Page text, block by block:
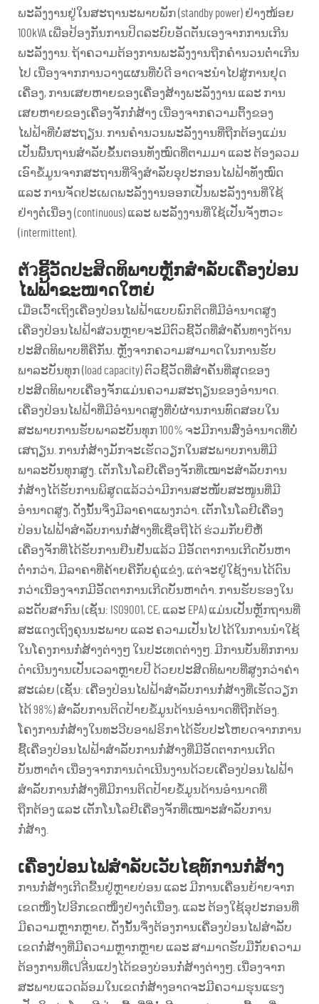
ພະລັງງານຢູ່ໃນສະຖານະພາບພັກ (standby power) ຢ່າງໜ້ອຍ
100kVA ເພື່ອປ້ອງກັນການປິດລະບົບອັດຕັນເອງຈາກການເກີນ
ພະລັງງານ. ຖ້າຄວາມຕ້ອງການພະລັງງານຖືກຄຳນວນຕ່ຳເກີນ
ໄປ ເນື່ອງຈາກການວາງແຜນທີ່ບໍ່ດີ ອາດຈະນຳໄປສູ່ການຢຸດ
ເຄື່ອງ, ການເສຍຫາຍຂອງເຄື່ອງສ້າງພະລັງງານ ແລະ ການ
ເສຍຫາຍຂອງເຄື່ອງຈັກກໍ່ສ້າງ ເນື່ອງຈາກຄວາມຕຶ້ງຂອງ
ໄຟຟ້າທີ່ບໍ່ສະຖຽນ. ການຄຳນວນພະລັງງານທີ່ຖືກຕ້ອງແມ່ນ
ເປັນພື້ນຖານສຳລັບຂັ້ນຕອນທັງໝົດທີ່ຕາມມາ ແລະ ຕ້ອງລວມ
ເອົາຂໍ້ມູນຈາກສະຖານທີ່ຈິງສຳລັບອຸປະກອນໄຟຟ້າທັງໝົດ
ແລະ ການຈັດປະເພດພະລັງງານອອກເປັນພະລັງງານທີ່ໃຊ້
ຢ່າງຕໍ່ເນື່ອງ (continuous) ແລະ ພະລັງງານທີ່ໃຊ້ເປັນຈັງຫວะ
(intermittent).
ຕัวຊີ້ວັດປະສິດທິພາບຫຼັກສຳລັບເຄື່ອງປ່ອນ
ໄຟຟ້າຂະໜາດໃຫຍ່
ເມື່ອເວົ້າເຖິງເຄື່ອງປ່ອນໄຟຟ້າແບບພົກຕິດທີ່ມີອຳນາດສູງ
ເຄື່ອງປ່ອນໄຟຟ້າສ່ວນຫຼາຍຈະມີຕົວຊີ້ວັດທີ່ສຳຄັນທາງດ້ານ
ປະສິດທິພາບທີ່ຄືກັນ. ຫຼັງຈາກຄວາມສາມາດໃນການຮັບ
ພາລະບັນທຸກ (load capacity) ຕົວຊີ້ວັດທີ່ສຳຄັນທີ່ສຸດຂອງ
ປະສິດທິພາບເຄື່ອງຈັກແມ່ນຄວາມສະຖຽນຂອງອຳນາດ.
ເຄື່ອງປ່ອນໄຟຟ້າທີ່ມີອຳນາດສູງທີ່ບໍ່ຜ່ານການທົດສອບໃນ
ສະພາບການຮັບພາລະບັນທຸກ 100% ຈະມີການສົ່ງອຳນາດທີ່ບໍ່
ເສຖຽນ. ການກໍ່ສ້າງມັກຈະເຮັດວຽກໃນສະພາບການທີ່ມີ
ພາລະບັນທຸກສູງ. ເຕັກໂນໂລຢີເຄື່ອງຈັກທີ່ເໝາະສຳລັບການ
ກໍ່ສ້າງໄດ້ຮັບການພິສູດແລ້ວວ່າມີການສະໜັບສະໜູນທີ່ມີ
ອຳນາດສູງ, ດັ່ງນັ້ນຈຶ່ງມີລາຄາແພງກວ່າ. ເຕັກໂນໂລຢີເຄື່ອງ
ປ່ອນໄຟຟ້າສຳລັບການກໍ່ສ້າງທີ່ເຊື່ອຖືໄດ້ ຮ່ວມກັບຍີ່ຫໍ້
ເຄື່ອງຈັກທີ່ໄດ້ຮັບການຢືນຢັນແລ້ວ ມີອັດຕາການເກີດບັນຫາ
ຕ່ຳກວ່າ, ມີລາຄາທີ່ຄ້າຍຄືກັບຄູ່ແຂ່ງ, ແຕ່ຈະຢູ່ໃຊ້ງານໄດ້ດົນ
ກວ່າເນື່ອງຈາກມີອັດຕາການເກີດບັນຫາຕ່ຳ. ການຮັບຮອງໃນ
ລະດັບສາກົນ (ເຊັ່ນ: ISO9001, CE, ແລະ EPA) ແມ່ນເປັນຫຼັກຖານທີ່
ສະແດງເຖິງຄຸນນະພາບ ແລະ ຄວາມເປັນໄປໄດ້ໃນການນຳໃຊ້
ໃນໂຄງການກໍ່ສ້າງຕ່າງໆ ໃນປະເທດຕ່າງໆ. ມີການບັນທຶກການ
ດຳເນີນງານເປັນເວລາຫຼາຍປີ ດ້ວຍປະສິດທິພາບທີ່ສູງກວ່າຄ່າ
ສະເລ່ຍ (ເຊັ່ນ: ເຄື່ອງປ່ອນໄຟຟ້າສຳລັບການກໍ່ສ້າງທີ່ເຮັດວຽກ
ໄດ້ 98%) ສຳລັບການຕິດປ້າຍຂໍ້ມູນດ້ານອຳນາດທີ່ຖືກຕ້ອງ.
ໂຄງການກໍ່ສ້າງໃນທະວີບອາຟຣິກາໄດ້ຮັບປະໂຫຍດຈາກການ
ຊື້ເຄື່ອງປ່ອນໄຟຟ້າສຳລັບການກໍ່ສ້າງທີ່ມີອັດຕາການເກີດ
ບັນຫາຕ່ຳ ເນື່ອງຈາກການດຳເນີນງານດ້ວຍເຄື່ອງປ່ອນໄຟຟ້າ
ສຳລັບການກໍ່ສ້າງທີ່ມີການຕິດປ້າຍຂໍ້ມູນດ້ານອຳນາດທີ່
ຖືກຕ້ອງ ແລະ ເຕັກໂນໂລຢີເຄື່ອງຈັກທີ່ເໝາະສຳລັບການ
ກໍ່ສ້າງ.
ເຄື່ອງປ່ອນໄຟສຳລັບເວັບໄຊທ໌ການກໍ່ສ້າງ
ການກໍ່ສ້າງເກີດຂື້ນຢູ່ຫຼາຍບ່ອນ ແລະ ມີການເຄື່ອນຍ້າຍຈາກ
ເຂດໜຶ່ງໄປອີກເຂດໜຶ່ງຢ່າງຕໍ່ເນື່ອງ, ແລະ ຕ້ອງໃຊ້ອຸປະກອນທີ່
ມີຄວາມຫຼາກຫຼາຍ, ດັ່ງນັ້ນຈຶ່ງຕ້ອງການເຄື່ອງປ່ອນໄຟສຳລັບ
ເຂດກໍ່ສ້າງທີ່ມີຄວາມຫຼາກຫຼາຍ ແລະ ສາມາດຮັບມືກັບຄວາມ
ຕ້ອງການທີ່ເปลີ່ນແປງໄດ້ຂອງບ່ອນກໍ່ສ້າງຕ່າງໆ. ເນື່ອງຈາກ
ສະພາບແວດລ້ອມໃນເຂດກໍ່ສ້າງອາດຈະມີຄວາມຮຸນແຮງ